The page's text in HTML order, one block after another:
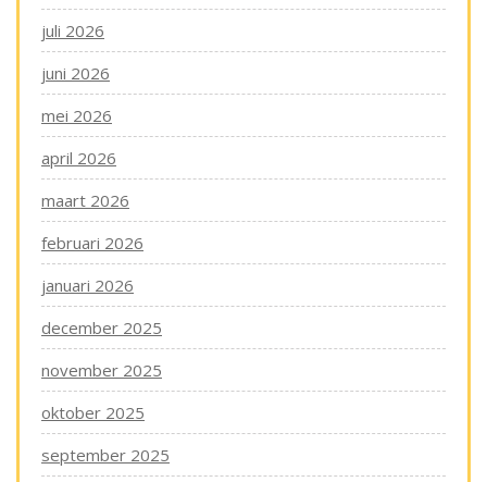
juli 2026
juni 2026
mei 2026
april 2026
maart 2026
februari 2026
januari 2026
december 2025
november 2025
oktober 2025
september 2025